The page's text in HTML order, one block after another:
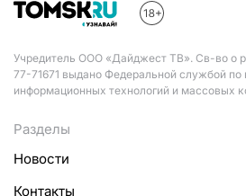
Учредитель ООО «Дайджест ТВ». Св-во
77-71671 выдано Федеральной службой по
информационных технологий и массовых
Разделы
Новости
Контакты